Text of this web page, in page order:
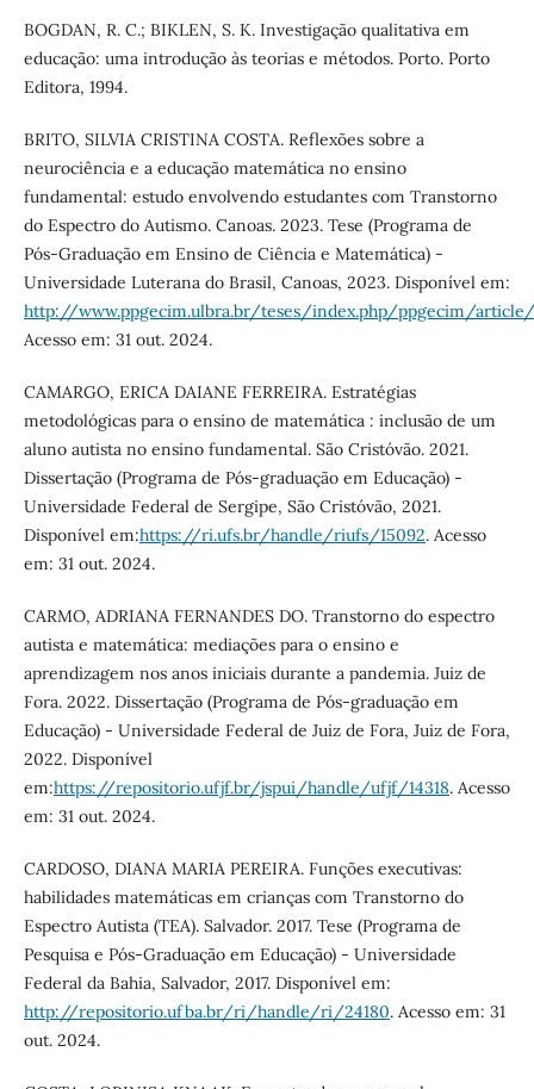
BOGDAN, R. C.; BIKLEN, S. K. Investigação qualitativa em
educação: uma introdução às teorias e métodos. Porto. Porto
Editora, 1994.
BRITO, SILVIA CRISTINA COSTA. Reflexões sobre a
neurociência e a educação matemática no ensino
fundamental: estudo envolvendo estudantes com Transtorno
do Espectro do Autismo. Canoas. 2023. Tese (Programa de
Pós-Graduação em Ensino de Ciência e Matemática) -
Universidade Luterana do Brasil, Canoas, 2023. Disponível em:
http://www.ppgecim.ulbra.br/teses/index.php/ppgecim/
Acesso em: 31 out. 2024.
CAMARGO, ERICA DAIANE FERREIRA. Estratégias
metodológicas para o ensino de matemática : inclusão de um
aluno autista no ensino fundamental. São Cristóvão. 2021.
Dissertação (Programa de Pós-graduação em Educação) -
Universidade Federal de Sergipe, São Cristóvão, 2021.
Disponível em:https://ri.ufs.br/handle/riufs/15092. Acesso
em: 31 out. 2024.
CARMO, ADRIANA FERNANDES DO. Transtorno do espectro
autista e matemática: mediações para o ensino e
aprendizagem nos anos iniciais durante a pandemia. Juiz de
Fora. 2022. Dissertação (Programa de Pós-graduação em
Educação) - Universidade Federal de Juiz de Fora, Juiz de Fora,
2022. Disponível
em:https://repositorio.ufjf.br/jspui/handle/ufjf/14318. Acesso
em: 31 out. 2024.
CARDOSO, DIANA MARIA PEREIRA. Funções executivas:
habilidades matemáticas em crianças com Transtorno do
Espectro Autista (TEA). Salvador. 2017. Tese (Programa de
Pesquisa e Pós-Graduação em Educação) - Universidade
Federal da Bahia, Salvador, 2017. Disponível em:
http://repositorio.ufba.br/ri/handle/ri/24180. Acesso em: 31
out. 2024.